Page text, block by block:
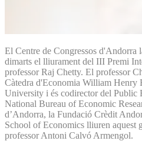
El Centre de Congressos d'Andorra
dimarts el lliurament del III Premi
professor Raj Chetty. El professor
Càtedra d'Economia William Henry
University i és codirector del Public
National Bureau of Economic
d’Andorra, la Fundació Crèdit
School of Economics lliuren aquest
professor Antoni Calvó Armengol.